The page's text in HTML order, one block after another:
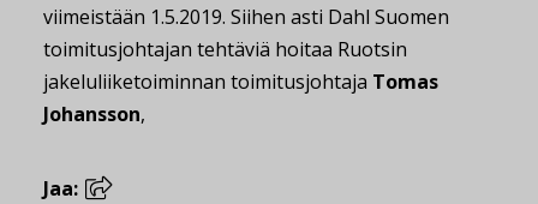
viimeistään 1.5.2019. Siihen asti Dahl Suomen
toimitusjohtajan tehtäviä hoitaa Ruotsin
jakeluliiketoiminnan toimitusjohtaja Tomas
Johansson,
Jaa: